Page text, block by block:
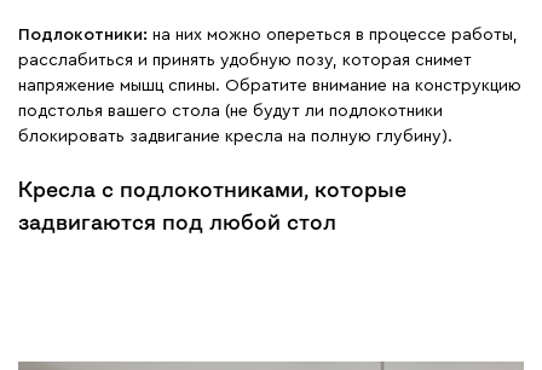
Подлокотники: на них можно опереться в процессе работы,
расслабиться и принять удобную позу, которая снимет
напряжение мышц спины. Обратите внимание на конструкцию
подстолья вашего стола (не будут ли подлокотники
блокировать задвигание кресла на полную глубину).
Кресла с подлокотниками, которые
задвигаются под любой стол